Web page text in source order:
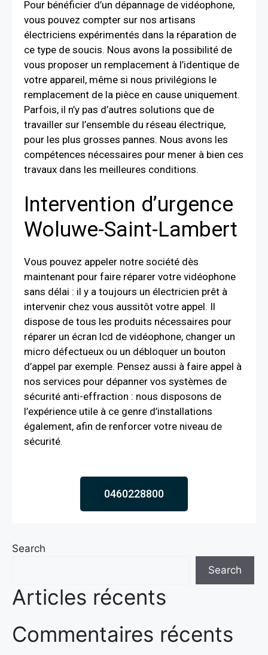
Pour bénéficier d’un dépannage de vidéophone,
vous pouvez compter sur nos artisans
électriciens expérimentés dans la réparation de
ce type de soucis. Nous avons la possibilité de
vous proposer un remplacement à l’identique de
votre appareil, même si nous privilégions le
remplacement de la pièce en cause uniquement.
Parfois, il n’y pas d’autres solutions que de
travailler sur l’ensemble du réseau électrique,
pour les plus grosses pannes. Nous avons les
compétences nécessaires pour mener à bien ces
travaux dans les meilleures conditions.
Intervention d’urgence
Woluwe-Saint-Lambert
Vous pouvez appeler notre société dès
maintenant pour faire réparer votre vidéophone
sans délai : il y a toujours un électricien prêt à
intervenir chez vous aussitôt votre appel. Il
dispose de tous les produits nécessaires pour
réparer un écran lcd de vidéophone, changer un
micro défectueux ou un débloquer un bouton
d’appel par exemple. Pensez aussi à faire appel à
nos services pour dépanner vos systèmes de
sécurité anti-effraction : nous disposons de
l’expérience utile à ce genre d’installations
également, afin de renforcer votre niveau de
sécurité.
0460228800
Search
Search
Articles récents
Commentaires récents